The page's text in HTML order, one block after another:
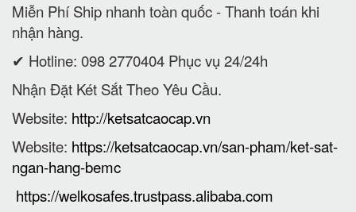
Miễn Phí Ship nhanh toàn quốc - Thanh toán khi
nhận hàng.
✔ Hotline: 098 2770404 Phục vụ 24/24h
Nhận Đặt Két Sắt Theo Yêu Cầu.
Website: http://ketsatcaocap.vn
Website: https://ketsatcaocap.vn/san-pham/ket-sat-
ngan-hang-bemc
https://welkosafes.trustpass.alibaba.com